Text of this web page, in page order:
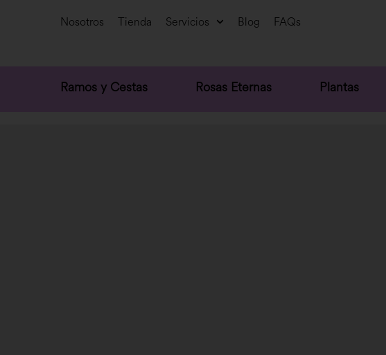
Nosotros Tienda Servicios Blog FAQs
Ramos y Cestas Rosas Eternas Plantas